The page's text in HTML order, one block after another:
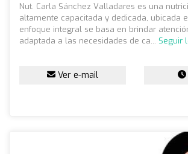
Nut. Carla Sánchez Valladares es una
altamente capacitada y dedicada, ubicada
enfoque integral se basa en brindar
adaptada a las necesidades de ca... Seguir
Ver e-mail